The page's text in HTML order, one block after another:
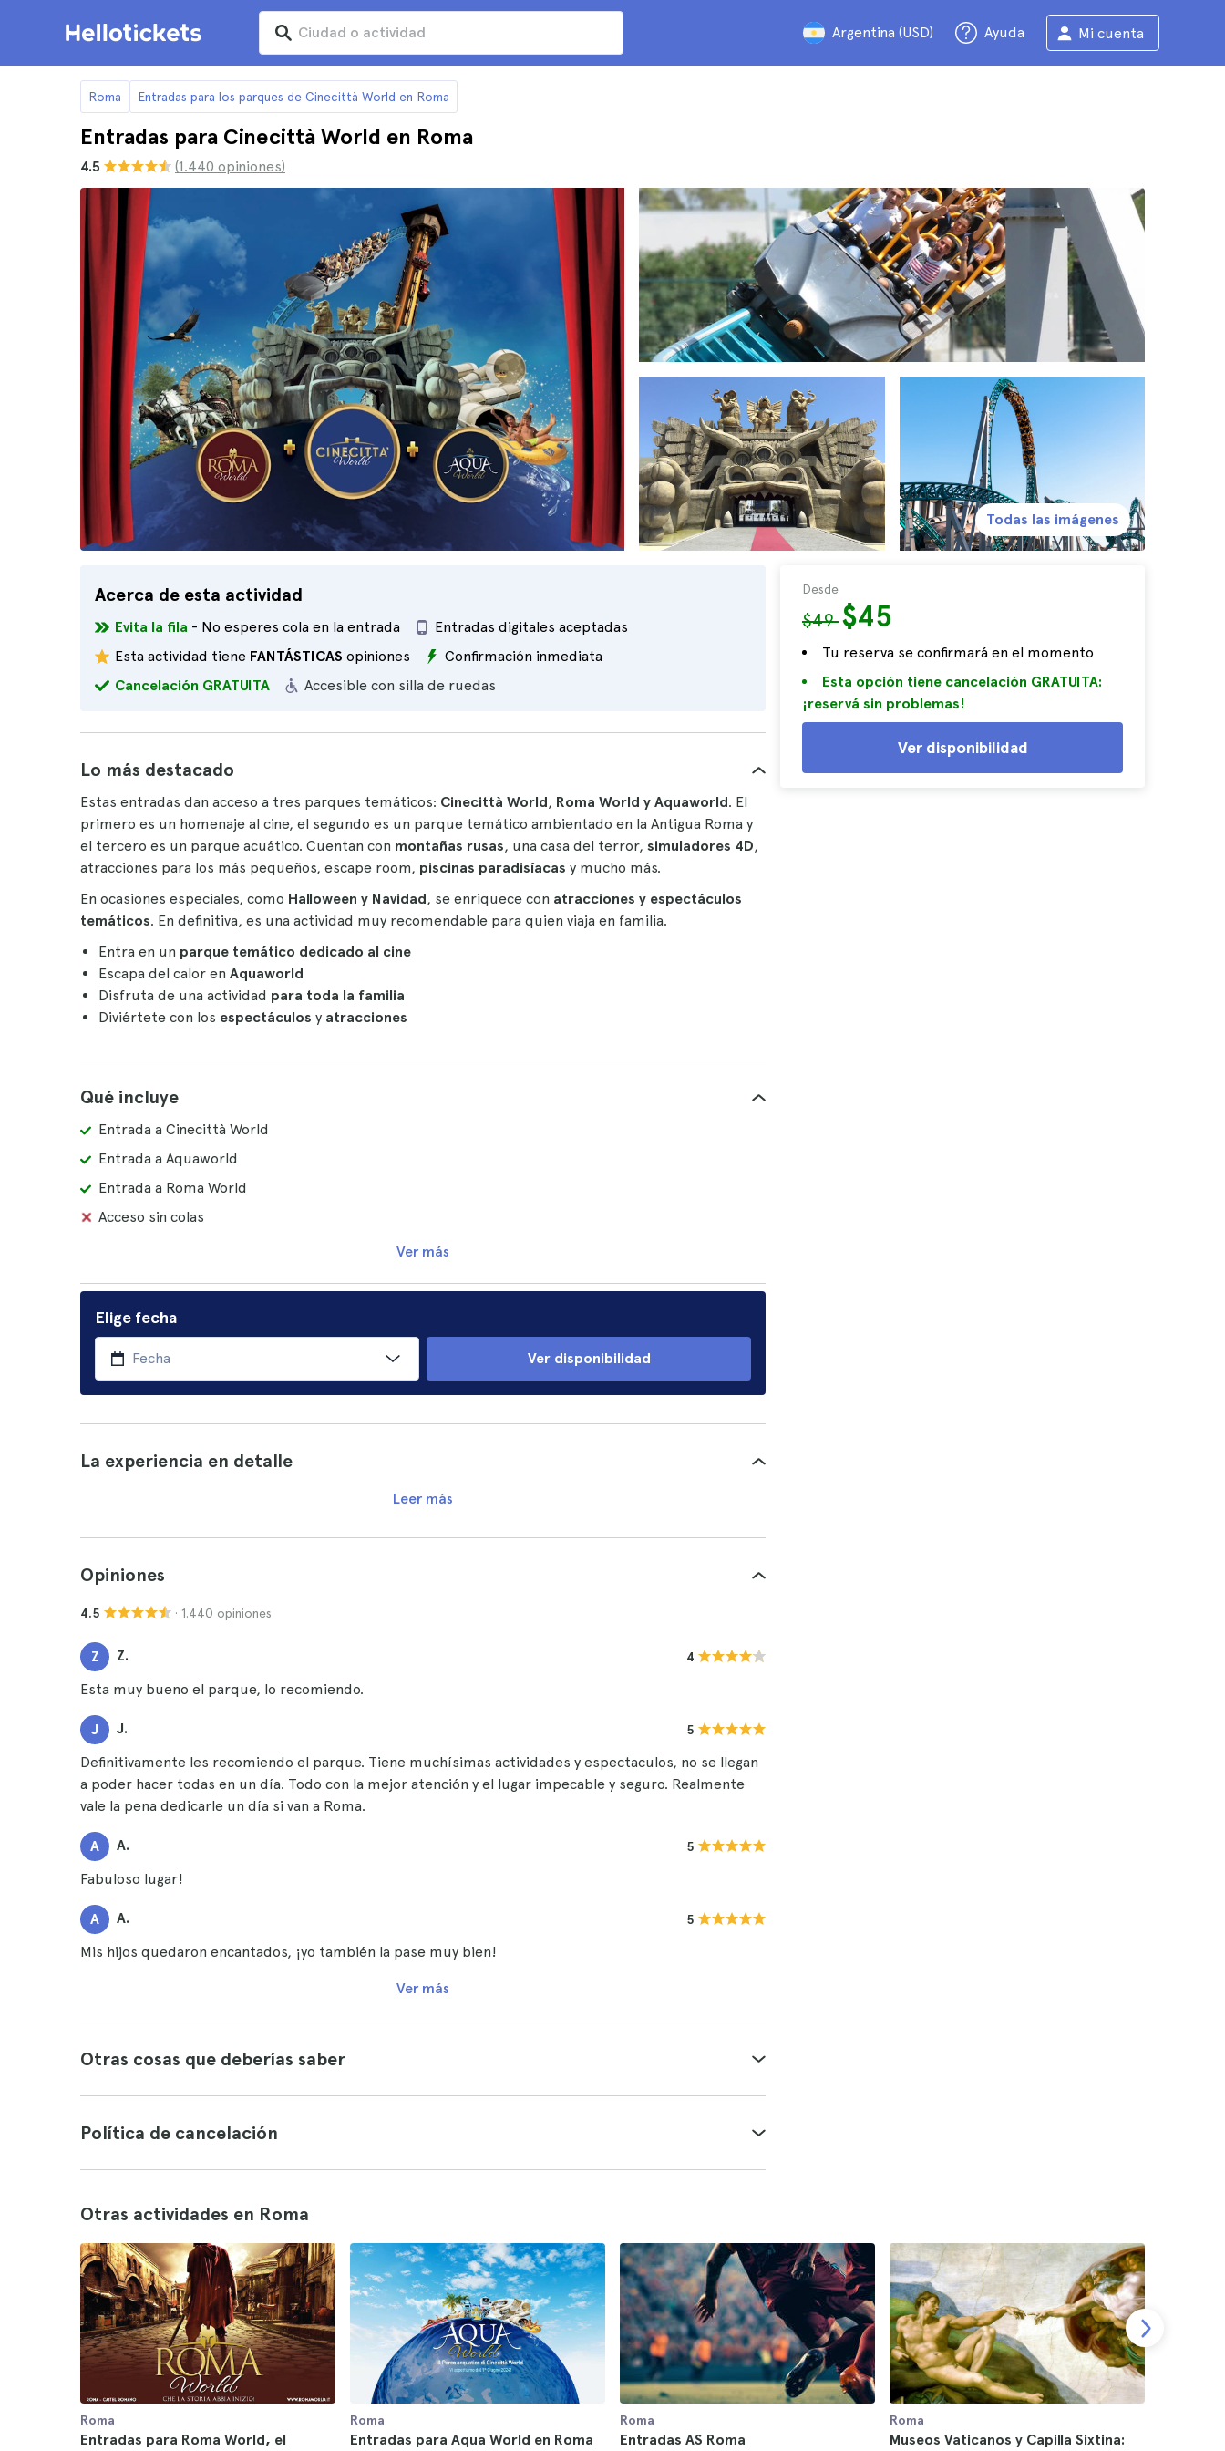
Argentina (USD) Ayuda Mi cuenta
Roma Entradas para los parques de Cinecittà World en Roma
Entradas para Cinecittà World en Roma
4.5 (1.440 opiniones)
Acerca de esta actividad
Evita la fila - No esperes cola en la entrada Entradas digitales aceptadas
Accesible con silla de ruedas
Esta actividad tiene FANTÁSTICAS opiniones
Confirmación inmediata
Cancelación GRATUITA
Desde
$49$45
Tu reserva se confirmará en el momento
Esta opción tiene cancelación GRATUITA:
¡reservá sin problemas!
Ver disponibilidad
Todas las imágenes
Lo más destacado
Estas entradas dan acceso a tres parques temáticos: Cinecittà World, Roma World y Aquaworld. El
primero es un homenaje al cine, el segundo es un parque temático ambientado en la Antigua Roma y
el tercero es un parque acuático. Cuentan con montañas rusas, una casa del terror, simuladores 4D,
atracciones para los más pequeños, escape room, piscinas paradisíacas y mucho más.
En ocasiones especiales, como Halloween y Navidad, se enriquece con atracciones y espectáculos
temáticos. En definitiva, es una actividad muy recomendable para quien viaja en familia.
Entra en un parque temático dedicado al cine
Escapa del calor en Aquaworld
Disfruta de una actividad para toda la familia
Diviértete con los espectáculos y atracciones
Qué incluye
Entrada a Cinecittà World
Entrada a Aquaworld
Entrada a Roma World
Acceso sin colas
Ver más
Elige fecha
Ver disponibilidad
La experiencia en detalle
Leer más
Opiniones
4.5 · 1.440 opiniones
Z Z. 4
Esta muy bueno el parque, lo recomiendo.
J J. 5
Definitivamente les recomiendo el parque. Tiene muchísimas actividades y espectaculos, no se llegan
a poder hacer todas en un día. Todo con la mejor atención y el lugar impecable y seguro. Realmente
vale la pena dedicarle un día si van a Roma.
A A. 5
Fabuloso lugar!
A A. 5
Mis hijos quedaron encantados, ¡yo también la pase muy bien!
Ver más
Otras cosas que deberías saber
Política de cancelación
Otras actividades en Roma
Roma
Entradas para Roma World, el
Roma
Entradas para Aqua World en Roma
Roma
Entradas AS Roma
Roma
Museos Vaticanos y Capilla Sixtina: